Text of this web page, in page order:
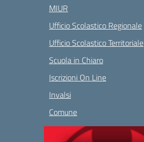
MIUR
Ufficio Scolastico Regionale
Ufficio Scolastico Territoriale
Scuola in Chiaro
Iscrizioni On Line
Invalsi
Comune